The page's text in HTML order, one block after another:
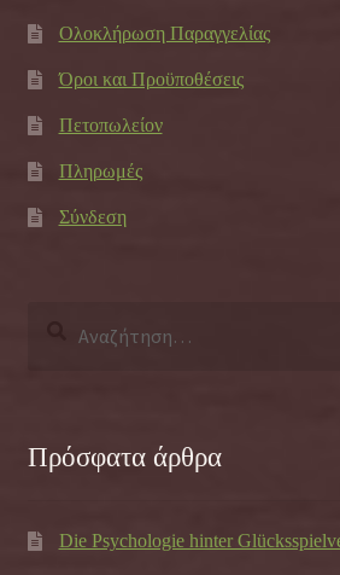
Ολοκλήρωση Παραγγελίας
Όροι και Προϋποθέσεις
Πετοπωλείον
Πληρωμές
Σύνδεση
Πρόσφατα άρθρα
Die Psychologie hinter